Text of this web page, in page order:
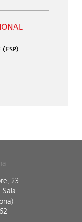
(ESP)
23
Sala